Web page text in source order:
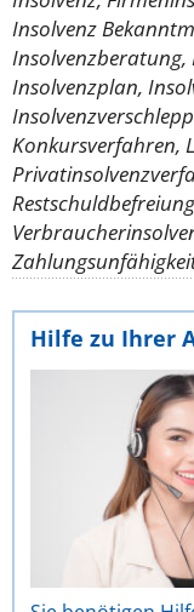
Insolvenz
Insolvenzberatung,
Insolvenzplan,
Konkursverfahren,
Hilfe zu Ihrer